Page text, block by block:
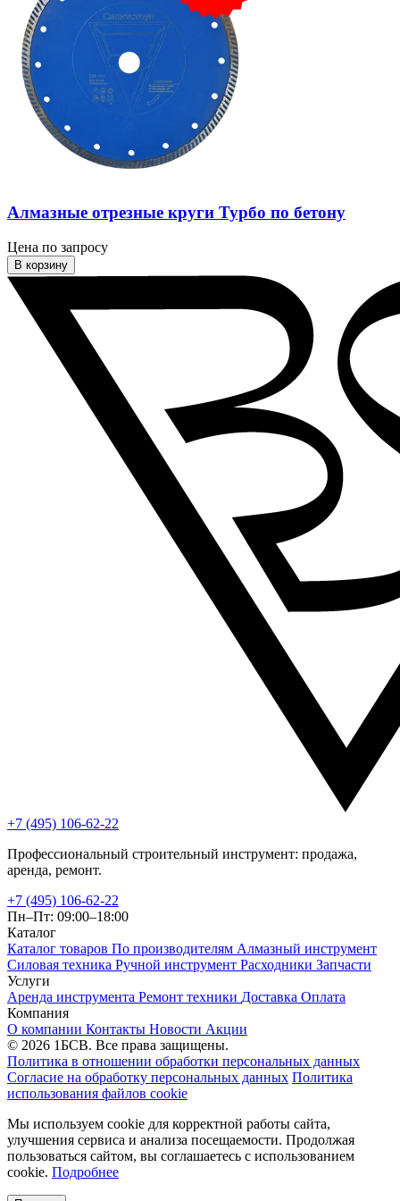
Алмазные отрезные круги Турбо по бетону
Цена по запросу
В корзину
+7 (495) 106-62-22
Профессиональный строительный инструмент: продажа,
аренда, ремонт.
+7 (495) 106-62-22
Пн–Пт: 09:00–18:00
Каталог
Каталог товаров По производителям Алмазный инструмент
Силовая техника Ручной инструмент Расходники Запчасти
Услуги
Аренда инструмента Ремонт техники Доставка Оплата
Компания
О компании Контакты Новости Акции
© 2026 1БСВ. Все права защищены.
Политика в отношении обработки персональных данных
Согласие на обработку персональных данных Политика
использования файлов cookie
Мы используем cookie для корректной работы сайта,
улучшения сервиса и анализа посещаемости. Продолжая
пользоваться сайтом, вы соглашаетесь с использованием
cookie. Подробнее